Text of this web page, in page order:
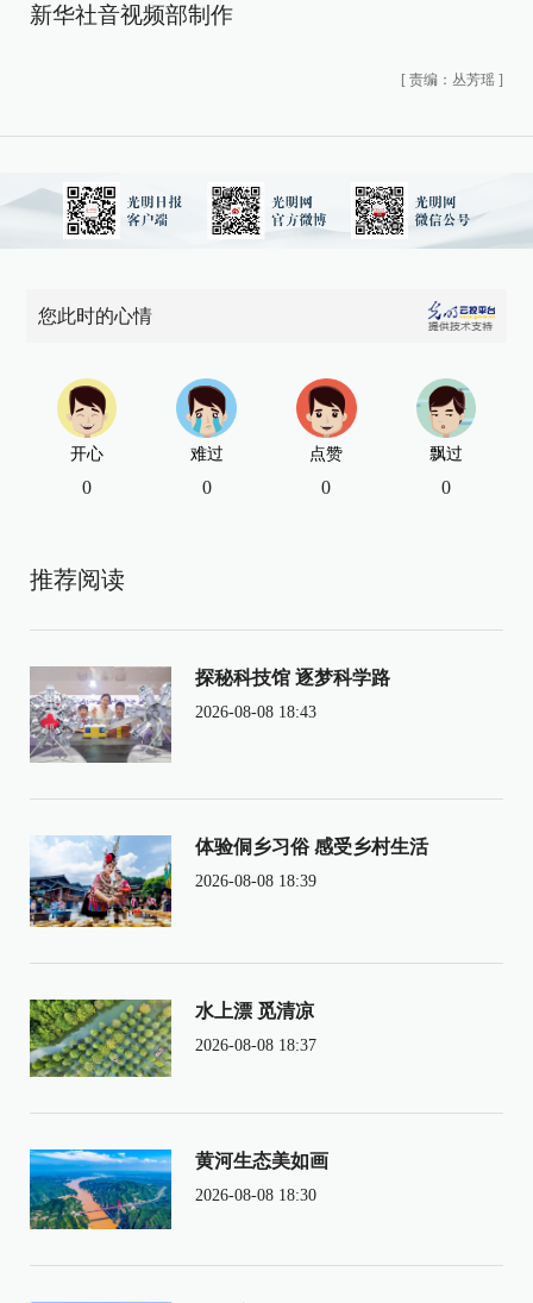
新华社音视频部制作
[ 责编：丛芳瑶 ]
您此时的心情
开心
0
难过
0
点赞
0
飘过
0
推荐阅读
探秘科技馆 逐梦科学路
2026-08-08 18:43
体验侗乡习俗 感受乡村生活
2026-08-08 18:39
水上漂 觅清凉
2026-08-08 18:37
黄河生态美如画
2026-08-08 18:30